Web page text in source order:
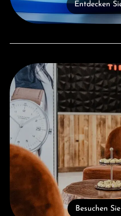
Entdecken
Besuchen Sie uns
Besuchen